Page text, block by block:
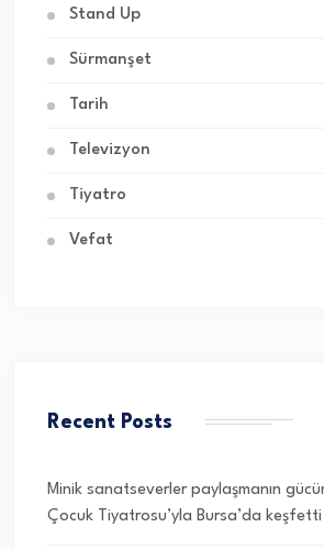
Stand Up
Sürmanşet
Tarih
Televizyon
Tiyatro
Vefat
Recent Posts
Minik sanatseverler paylaşmanın
Çocuk Tiyatrosu’yla Bursa’da keşfetti